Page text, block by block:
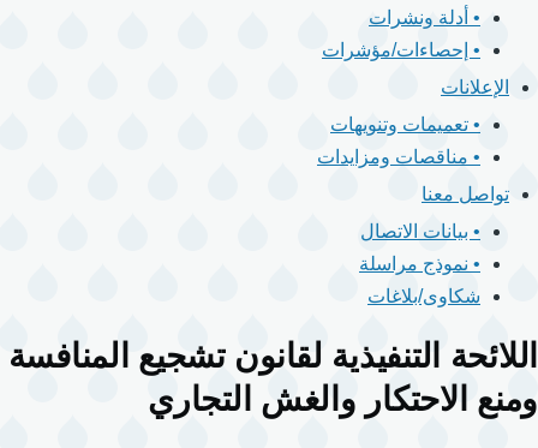
• أدلة ونشرات
• إحصاءات/مؤشرات
الإعلانات
• تعميمات وتنويهات
• مناقصات ومزايدات
تواصل معنا
• بيانات الاتصال
• نموذج مراسلة
شكاوى/بلاغات
اللائحة التنفيذية لقانون تشجيع المنافسة
ومنع الاحتكار والغش التجاري